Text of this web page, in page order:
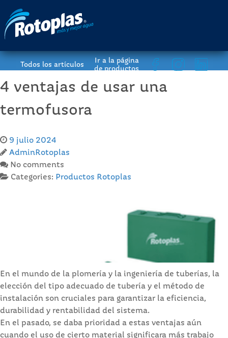
Todos los artículos
Ir a la página
de productos
4 ventajas de usar una
termofusora
9 julio 2024
AdminRotoplas
No comments
Categories: Productos Rotoplas
En el mundo de la plomería y la ingeniería de tuberías, la
elección del tipo adecuado de tubería y el método de
instalación son cruciales para garantizar la eficiencia,
durabilidad y rentabilidad del sistema.
En el pasado, se daba prioridad a estas ventajas aún
cuando el uso de cierto material significara más trabajo